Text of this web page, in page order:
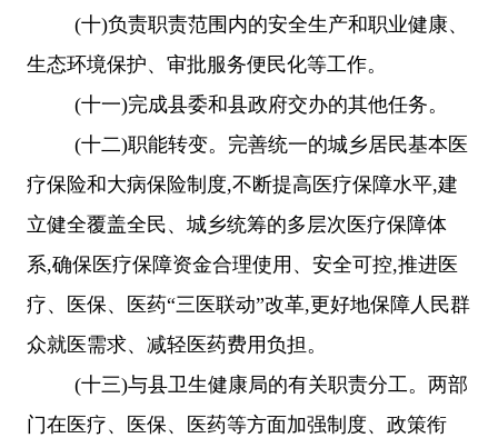
(十)负责职责范围内的安全生产和职业健康、
生态环境保护、审批服务便民化等工作。
(十一)完成县委和县政府交办的其他任务。
(十二)职能转变。完善统一的城乡居民基本医
疗保险和大病保险制度,不断提高医疗保障水平,建
立健全覆盖全民、城乡统筹的多层次医疗保障体
系,确保医疗保障资金合理使用、安全可控,推进医
疗、医保、医药“三医联动”改革,更好地保障人民群
众就医需求、减轻医药费用负担。
(十三)与县卫生健康局的有关职责分工。两部
门在医疗、医保、医药等方面加强制度、政策衔